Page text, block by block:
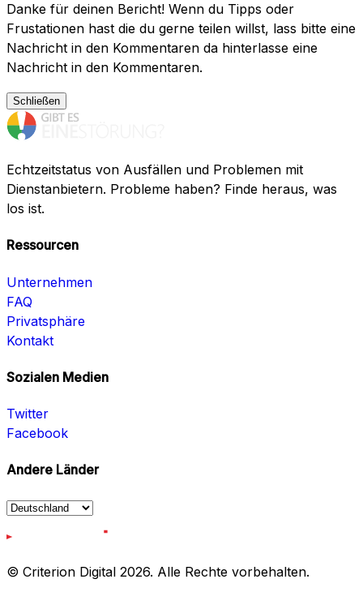
Danke für deinen Bericht! Wenn du Tipps oder
Frustationen hast die du gerne teilen willst, lass bitte eine
Nachricht in den Kommentaren da hinterlasse eine
Nachricht in den Kommentaren.
Schließen
Echtzeitstatus von Ausfällen und Problemen mit
Dienstanbietern. Probleme haben? Finde heraus, was
los ist.
Ressourcen
Unternehmen
FAQ
Privatsphäre
Kontakt
Sozialen Medien
Twitter
Facebook
Andere Länder
© Criterion Digital 2026. Alle Rechte vorbehalten.